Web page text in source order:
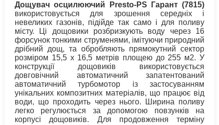
Дощувач осцилюючий Presto-PS Гарант (7815)
використовується для зрошення середніх і
невеликих газонів, підійде так само і для поливу
місту. Ці дощовики розбризкують воду через 16
форсунок тонкими струменями, імітуючи природний
дрібний дощ, та обробляють прямокутний сектор
розміром 15,5 х 16,5 метрів площею до 255 м2. У
конструкції дощовиків використовується
довговічний автоматичний запатентований
автоматичний турбомотор із застосуванням
унікальних композитних матеріалів, що працює від
води, що проходить через нього. Ширина поливу
легко регулюється за допомогою повзунків на
корпусі дощовиків. Для продовження терміну